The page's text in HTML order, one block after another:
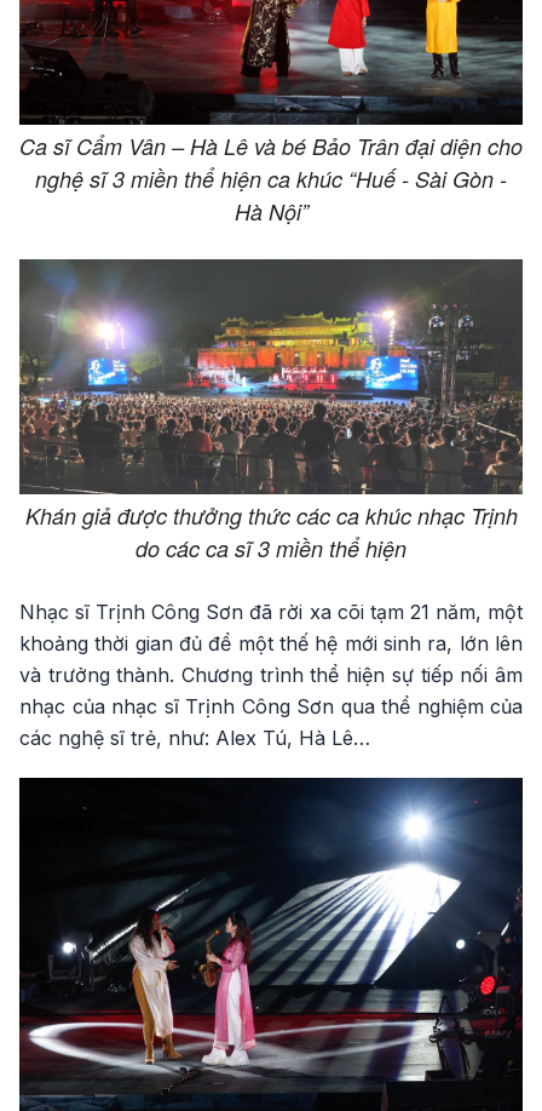
Ca sĩ Cẩm Vân – Hà Lê và bé Bảo Trân đại diện cho
nghệ sĩ 3 miền thể hiện ca khúc “Huế - Sài Gòn -
Hà Nội”
Khán giả được thưởng thức các ca khúc nhạc Trịnh
do các ca sĩ 3 miền thể hiện
Nhạc sĩ Trịnh Công Sơn đã rời xa cõi tạm 21 năm, một
khoảng thời gian đủ để một thế hệ mới sinh ra, lớn lên
và trưởng thành. Chương trình thể hiện sự tiếp nối âm
nhạc của nhạc sĩ Trịnh Công Sơn qua thể nghiệm của
các nghệ sĩ trẻ, như: Alex Tú, Hà Lê…